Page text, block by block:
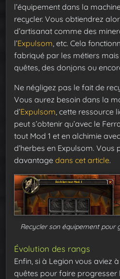
l’équipement dans la
recycler. Vous obtiendrez
d’artisanat comme des
l’Expulsom , etc. Cela
fabriqué par les métiers
quêtes, des donjons ou
Ne négligez pas le fait de
Vous aurez besoin dans la
d’Expulsom , cette ressource
peut s’obtenir qu’avec le
tout Mod 1 et en alchimie
d’herbes en Expulsom.
davantage dans cet article.
Recycler son équipement pour
Évolution des rangs
Enfin, si à Legion vous aviez
quêtes pour faire progresser